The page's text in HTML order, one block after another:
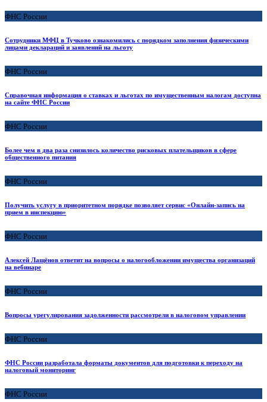
ФНС России
Сотрудники МФЦ в Тучково ознакомились с порядком заполнения физическими
лицами деклараций и заявлений на льготу
ФНС России
Справочная информация о ставках и льготах по имущественным налогам доступна
на сайте ФНС России
ФНС России
Более чем в два раза снизилось количество рисковых плательщиков в сфере
общественного питания
ФНС России
Получить услугу в приоритетном порядке позволяет сервис «Онлайн-запись на
прием в инспекцию»
ФНС России
Алексей Лащёнов ответит на вопросы о налогообложении имущества организаций
на вебинаре
ФНС России
Вопросы урегулирования задолженности рассмотрели в налоговом управлении
ФНС России
ФНС России разработала форматы документов для подготовки к переходу на
налоговый мониторинг
ФНС России